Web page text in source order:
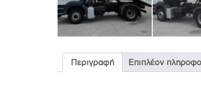
Περιγραφή Επιπλέον